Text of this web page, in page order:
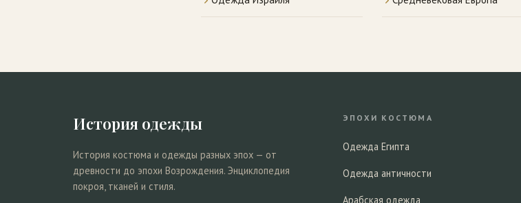
История одежды
История костюма и одежды разных эпох — от
древности до эпохи Возрождения. Энциклопедия
покроя, тканей и стиля.
ЭПОХИ КОСТЮМА
Одежда Египта
Одежда античности
Арабская одежда